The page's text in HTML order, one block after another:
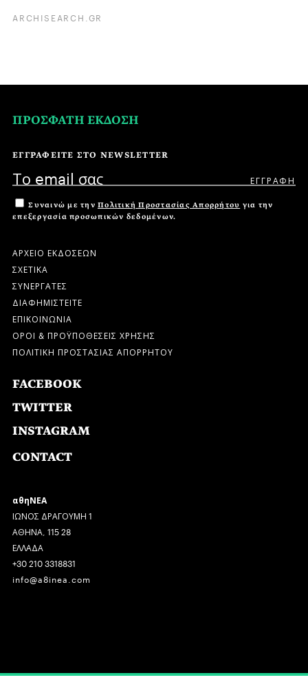
ARCHISEARCH.GR
ΠΡΟΣΦΑΤΗ ΕΚΔΟΣΗ
ΕΓΓΡΑΦΕΙΤΕ ΣΤΟ NEWSLETTER
Συναινώ με την Πολιτική Προστασίας Απορρήτου για την
επεξεργασία προσωπικών δεδομένων.
ΑΡΧΕΙΟ ΕΚΔΟΣΕΩΝ
ΣΧΕΤΙΚΑ
ΣΥΝΕΡΓΑΤΕΣ
ΔΙΑΦΗΜΙΣΤΕΙΤΕ
ΕΠΙΚΟΙΝΩΝΙΑ
ΟΡΟΙ & ΠΡΟΫΠΟΘΕΣΕΙΣ ΧΡΗΣΗΣ
ΠΟΛΙΤΙΚΗ ΠΡΟΣΤΑΣΙΑΣ ΑΠΟΡΡΗΤΟΥ
FACEBOOK
TWITTER
INSTAGRAM
CONTACT
αθηΝΕΑ
ΙΩΝΟΣ ΔΡΑΓΟΥΜΗ 1
ΑΘΗΝΑ, 115 28
ΕΛΛΑΔΑ
+30 210 3318831
info@a8inea.com